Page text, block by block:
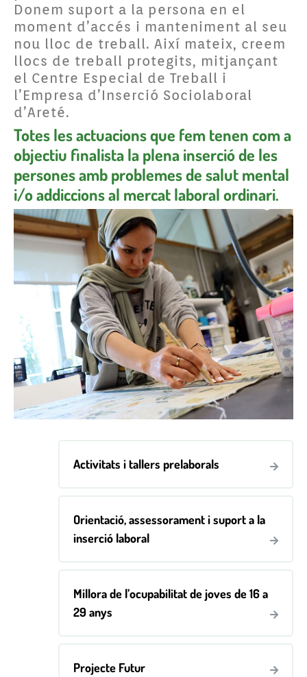
Donem suport a la persona en el
moment d’accés i manteniment al seu
nou lloc de treball. Així mateix, creem
llocs de treball protegits, mitjançant
el Centre Especial de Treball i
l’Empresa d’Inserció Sociolaboral
d’Areté.
Totes les actuacions que fem tenen com a
objectiu finalista la plena inserció de les
persones amb problemes de salut mental
i/o addiccions al mercat laboral ordinari.
Activitats i tallers prelaborals
Orientació, assessorament i suport a la
inserció laboral
Millora de l’ocupabilitat de joves de 16 a
29 anys
Projecte Futur